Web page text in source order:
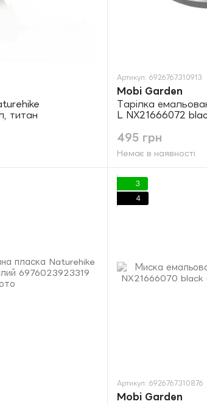
титан
Артикул: 6926767310913
Mobi Garden
Тарілка
L NX21666072
495 грн
Немає в наявності
3
4
Артикул: 6926767310876
Mobi Garden